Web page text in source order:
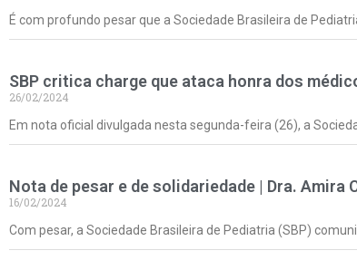
É com profundo pesar que a Sociedade Brasileira de
SBP critica charge que ataca honra dos
26/02/2024
Em nota oficial divulgada nesta segunda-feira (26), a
Nota de pesar e de solidariedade | Dra. Amira
16/02/2024
Com pesar, a Sociedade Brasileira de Pediatria (SBP)